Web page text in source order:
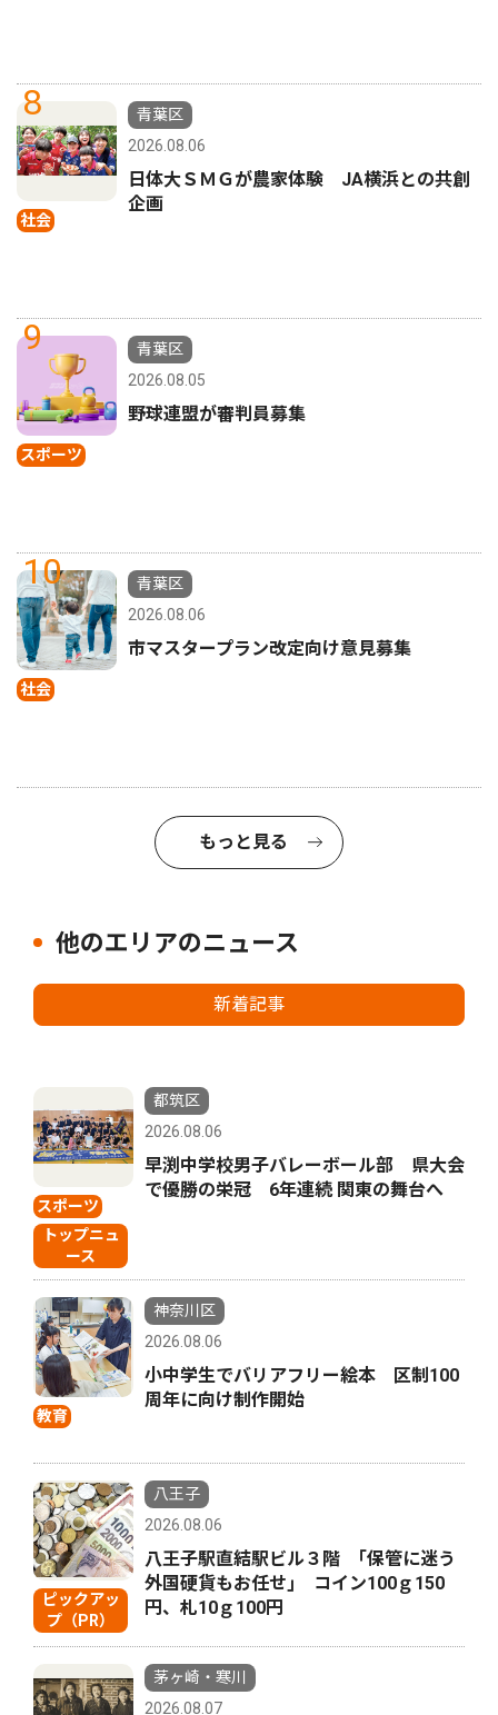
8
社会
青葉区
2026.08.06
日体大ＳＭＧが農家体験 JA横浜との共創
企画
9
スポーツ
青葉区
2026.08.05
野球連盟が審判員募集
10
社会
青葉区
2026.08.06
市マスタープラン改定向け意見募集
もっと見る
他のエリアのニュース
新着記事
スポーツ
トップニュ
ース
都筑区
2026.08.06
早渕中学校男子バレーボール部 県大会
で優勝の栄冠 6年連続 関東の舞台へ
教育
神奈川区
2026.08.06
小中学生でバリアフリー絵本 区制100
周年に向け制作開始
ピックアッ
プ（PR）
八王子
2026.08.06
八王子駅直結駅ビル３階 ｢保管に迷う
外国硬貨もお任せ｣ コイン100ｇ150
円、札10ｇ100円
茅ヶ崎・寒川
2026.08.07